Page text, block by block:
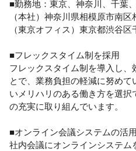
■勤務地：東京、神奈川、千葉
（本社）神奈川県相模原市南
（東京オフィス）東京都渋谷
■フレックスタイム制を採用
フレックスタイム制を導入し、
とで、業務負担の軽減に努め
いメリハリのある働き方を選
の充実に取り組んでいます。
■オンライン会議システムの活用
社内会議にオンラインシステム